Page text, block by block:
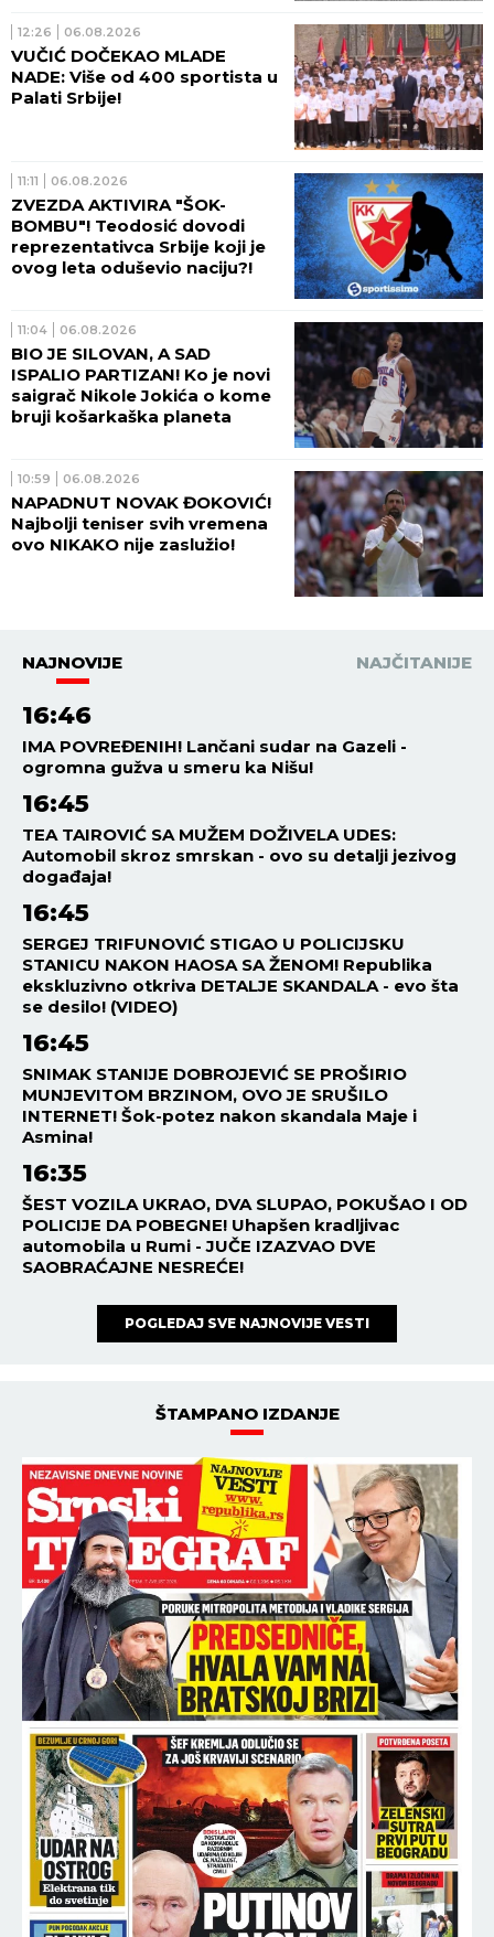
12:26 06.08.2026
VUČIĆ DOČEKAO MLADE
NADE: Više od 400 sportista u
Palati Srbije!
11:11 06.08.2026
ZVEZDA AKTIVIRA "ŠOK-
BOMBU"! Teodosić dovodi
reprezentativca Srbije koji je
ovog leta oduševio naciju?!
11:04 06.08.2026
BIO JE SILOVAN, A SAD
ISPALIO PARTIZAN! Ko je novi
saigrač Nikole Jokića o kome
bruji košarkaška planeta
10:59 06.08.2026
NAPADNUT NOVAK ĐOKOVIĆ!
Najbolji teniser svih vremena
ovo NIKAKO nije zaslužio!
NAJNOVIJE NAJČITANIJE
16:46
IMA POVREĐENIH! Lančani sudar na Gazeli -
ogromna gužva u smeru ka Nišu!
16:45
TEA TAIROVIĆ SA MUŽEM DOŽIVELA UDES:
Automobil skroz smrskan - ovo su detalji jezivog
događaja!
16:45
SERGEJ TRIFUNOVIĆ STIGAO U POLICIJSKU
STANICU NAKON HAOSA SA ŽENOM! Republika
ekskluzivno otkriva DETALJE SKANDALA - evo šta
se desilo! (VIDEO)
16:45
SNIMAK STANIJE DOBROJEVIĆ SE PROŠIRIO
MUNJEVITOM BRZINOM, OVO JE SRUŠILO
INTERNET! Šok-potez nakon skandala Maje i
Asmina!
16:35
ŠEST VOZILA UKRAO, DVA SLUPAO, POKUŠAO I OD
POLICIJE DA POBEGNE! Uhapšen kradljivac
automobila u Rumi - JUČE IZAZVAO DVE
SAOBRAĆAJNE NESREĆE!
POGLEDAJ SVE NAJNOVIJE VESTI
ŠTAMPANO IZDANJE